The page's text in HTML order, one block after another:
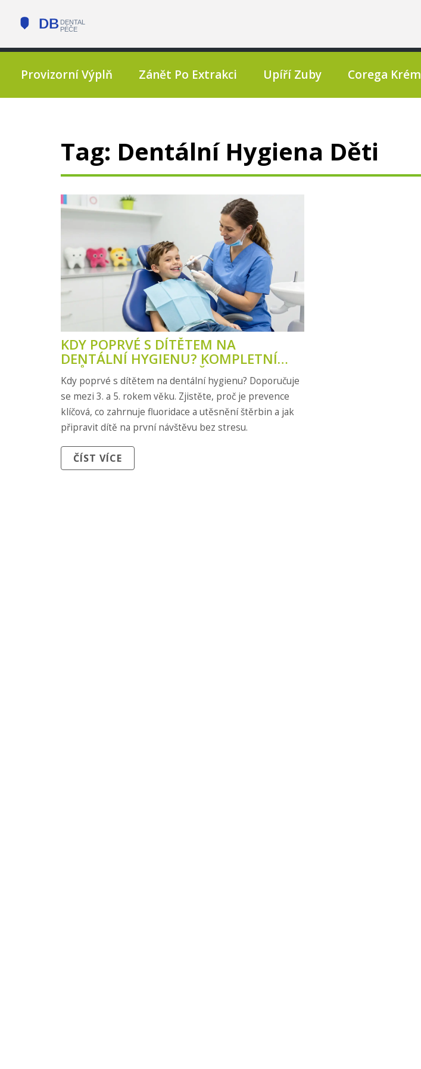
Provizorní Výplň Zánět Po Extrakci Upíří Zuby Corega Krém
Tag: Dentální Hygiena Děti
KDY POPRVÉ S DÍTĚTEM NA
DENTÁLNÍ HYGIENU? KOMPLETNÍ
PRŮVODCE PRO RODIČE
Kdy poprvé s dítětem na dentální hygienu? Doporučuje
se mezi 3. a 5. rokem věku. Zjistěte, proč je prevence
klíčová, co zahrnuje fluoridace a utěsnění štěrbin a jak
připravit dítě na první návštěvu bez stresu.
ČÍST VÍCE